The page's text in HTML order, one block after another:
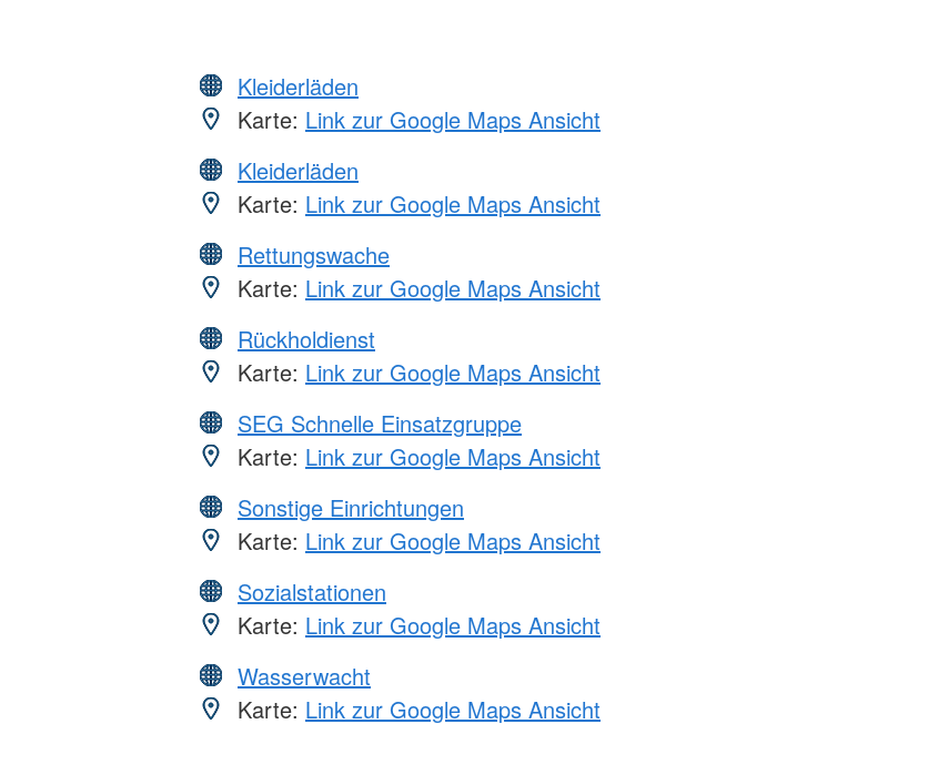
Kleiderläden
Karte: Link zur Google Maps Ansicht
Kleiderläden
Karte: Link zur Google Maps Ansicht
Rettungswache
Karte: Link zur Google Maps Ansicht
Rückholdienst
Karte: Link zur Google Maps Ansicht
SEG Schnelle Einsatzgruppe
Karte: Link zur Google Maps Ansicht
Sonstige Einrichtungen
Karte: Link zur Google Maps Ansicht
Sozialstationen
Karte: Link zur Google Maps Ansicht
Wasserwacht
Karte: Link zur Google Maps Ansicht